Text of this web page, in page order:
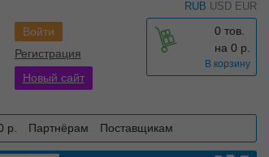
RUB USD EUR
0 тов.
на 0 р.
В корзину
Войти
Регистрация
Новый сайт
р. Партнёрам Поставщикам